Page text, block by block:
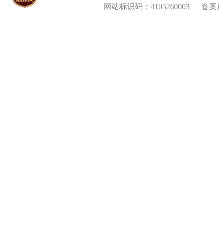
网站标识码：4105260003 备案